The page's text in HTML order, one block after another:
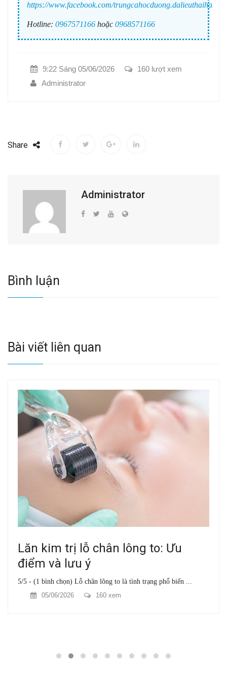
https://www.facebook.com/trungcahocduong.dalieuthaiha
Hotline: 0967571166 hoặc 0968571166
9:22 Sáng 05/06/2026
160 lượt xem
Administrator
Share
Administrator
Bình luận
Bài viết liên quan
Lăn kim trị lỗ chân lông to: Ưu
điểm và lưu ý
5/5 - (1 bình chọn) Lỗ chân lông to là tình trạng phổ biến ...
05/06/2026
160 xem